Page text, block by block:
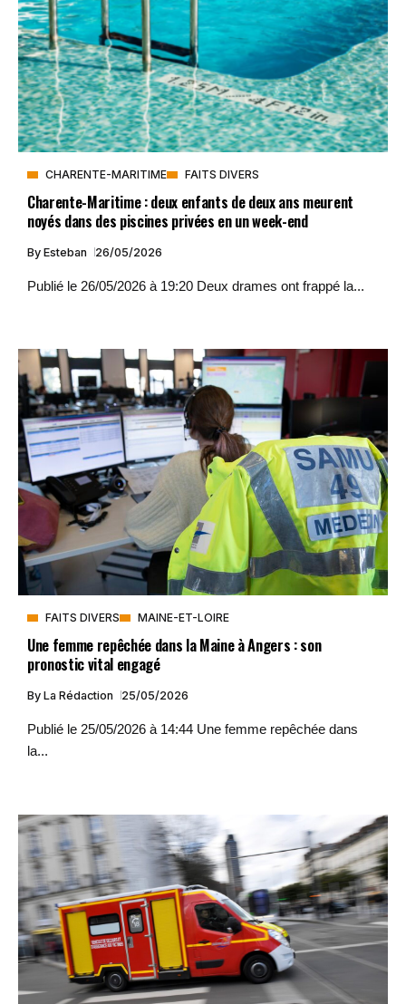
CHARENTE-MARITIME FAITS DIVERS
Charente-Maritime : deux enfants de deux ans meurent
noyés dans des piscines privées en un week-end
By Esteban 26/05/2026
Publié le 26/05/2026 à 19:20 Deux drames ont frappé la...
FAITS DIVERS MAINE-ET-LOIRE
Une femme repêchée dans la Maine à Angers : son
pronostic vital engagé
By La Rédaction 25/05/2026
Publié le 25/05/2026 à 14:44 Une femme repêchée dans
la...